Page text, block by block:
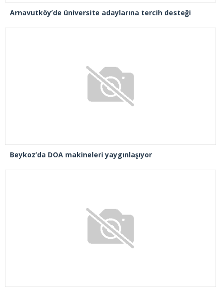
Arnavutköy’de üniversite adaylarına tercih desteği
Beykoz’da DOA makineleri yaygınlaşıyor